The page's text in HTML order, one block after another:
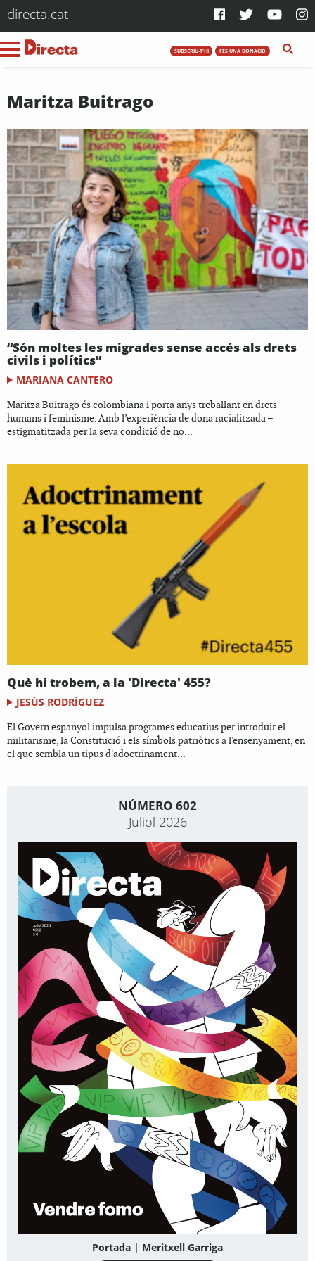
directa.cat
SUBSCRIU-T'HI FES UNA DONACIÓ
Maritza Buitrago
“Són moltes les migrades sense accés als drets
civils i polítics”
MARIANA CANTERO
Maritza Buitrago és colombiana i porta anys treballant en drets
humans i feminisme. Amb l’experiència de dona racialitzada –
estigmatitzada per la seva condició de no...
Què hi trobem, a la 'Directa' 455?
JESÚS RODRÍGUEZ
El Govern espanyol impulsa programes educatius per introduir el
militarisme, la Constitució i els símbols patriòtics a l'ensenyament, en
el que sembla un tipus d'adoctrinament...
NÚMERO 602
Juliol 2026
Portada | Meritxell Garriga